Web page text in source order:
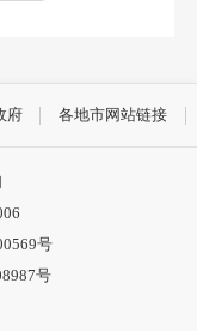
府 各地市网站链接
号
号